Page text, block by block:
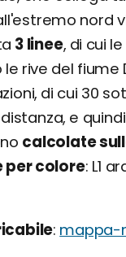
nord
3 linee, di cui
rive del fiume
di cui 30
e
calcolate
per colore: L1
mappa-